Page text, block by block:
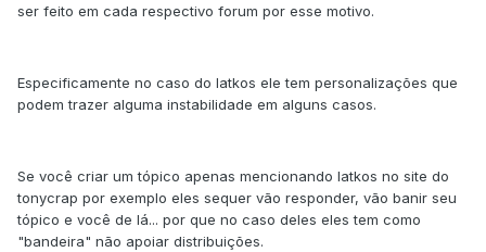
ser feito em cada respectivo forum por esse motivo.
Especificamente no caso do Iatkos ele tem personalizações que
podem trazer alguma instabilidade em alguns casos.
Se você criar um tópico apenas mencionando Iatkos no site do
tonycrap por exemplo eles sequer vão responder, vão banir seu
tópico e você de lá... por que no caso deles eles tem como
"bandeira" não apoiar distribuições.